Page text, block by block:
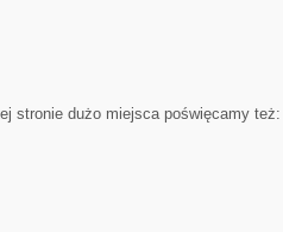
stronie dużo miejsca poświęcamy też: